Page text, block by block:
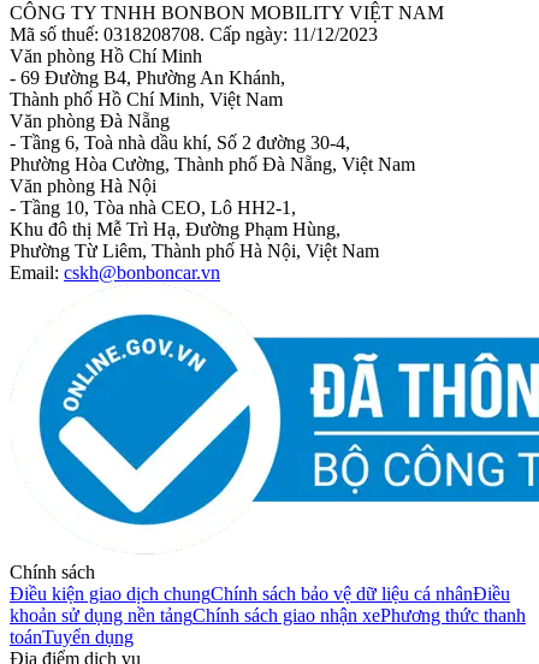
CÔNG TY TNHH BONBON MOBILITY VIỆT NAM
Mã số thuế: 0318208708. Cấp ngày: 11/12/2023
Văn phòng Hồ Chí Minh
- 69 Đường B4, Phường An Khánh,
Thành phố Hồ Chí Minh, Việt Nam
Văn phòng Đà Nẵng
- Tầng 6, Toà nhà dầu khí, Số 2 đường 30-4,
Phường Hòa Cường, Thành phố Đà Nẵng, Việt Nam
Văn phòng Hà Nội
- Tầng 10, Tòa nhà CEO, Lô HH2-1,
Khu đô thị Mễ Trì Hạ, Đường Phạm Hùng,
Phường Từ Liêm, Thành phố Hà Nội, Việt Nam
Email: cskh@bonboncar.vn
Chính sách
Điều kiện giao dịch chungChính sách bảo vệ dữ liệu cá nhânĐiều
khoản sử dụng nền tảngChính sách giao nhận xePhương thức thanh
toánTuyển dụng
Địa điểm dịch vụ